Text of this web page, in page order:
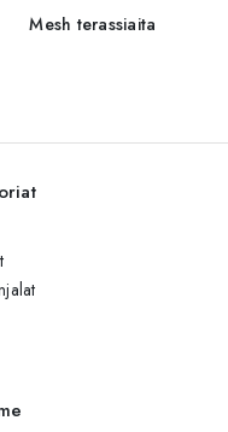
Mesh terassiaita